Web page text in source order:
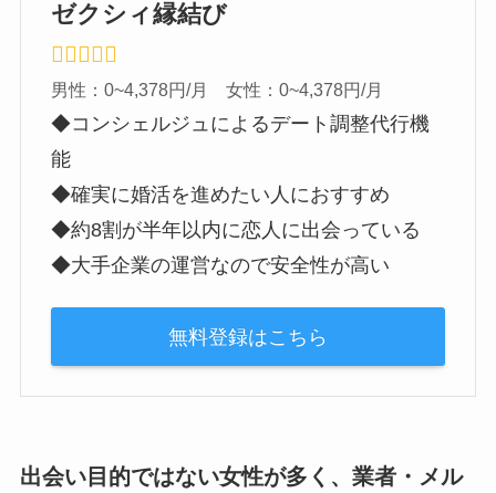
ゼクシィ縁結び
男性：0~4,378円/月 女性：0~4,378円/月
◆コンシェルジュによるデート調整代行機
能
◆確実に婚活を進めたい人におすすめ
◆約8割が半年以内に恋人に出会っている
◆大手企業の運営なので安全性が高い
無料登録はこちら
出会い目的ではない女性が多く、業者・メル